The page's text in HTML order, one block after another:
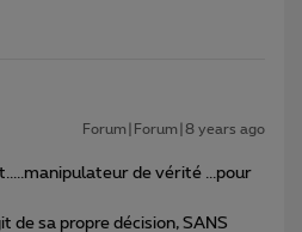
Forum|Forum|8 years ago
de vérité ...pour
de sa propre décision, SANS